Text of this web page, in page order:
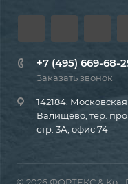
+7 (495) 669-68-
Заказать звонок
142184, Московская
Валищево, тер.
стр. 3А, офис 74